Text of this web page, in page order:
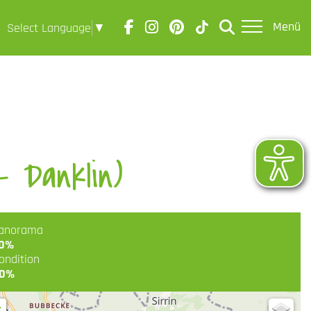
Select Language ▼ Menü
Danklin)